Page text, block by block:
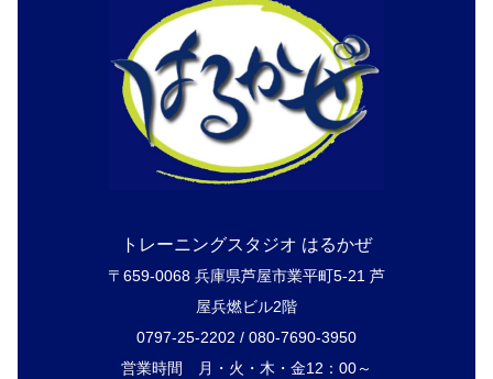
トレーニングスタジオ はるかぜ
〒659-0068 兵庫県芦屋市業平町5-21 芦
屋兵燃ビル2階
0797-25-2202 / 080-7690-3950
営業時間 月・火・木・金12：00～